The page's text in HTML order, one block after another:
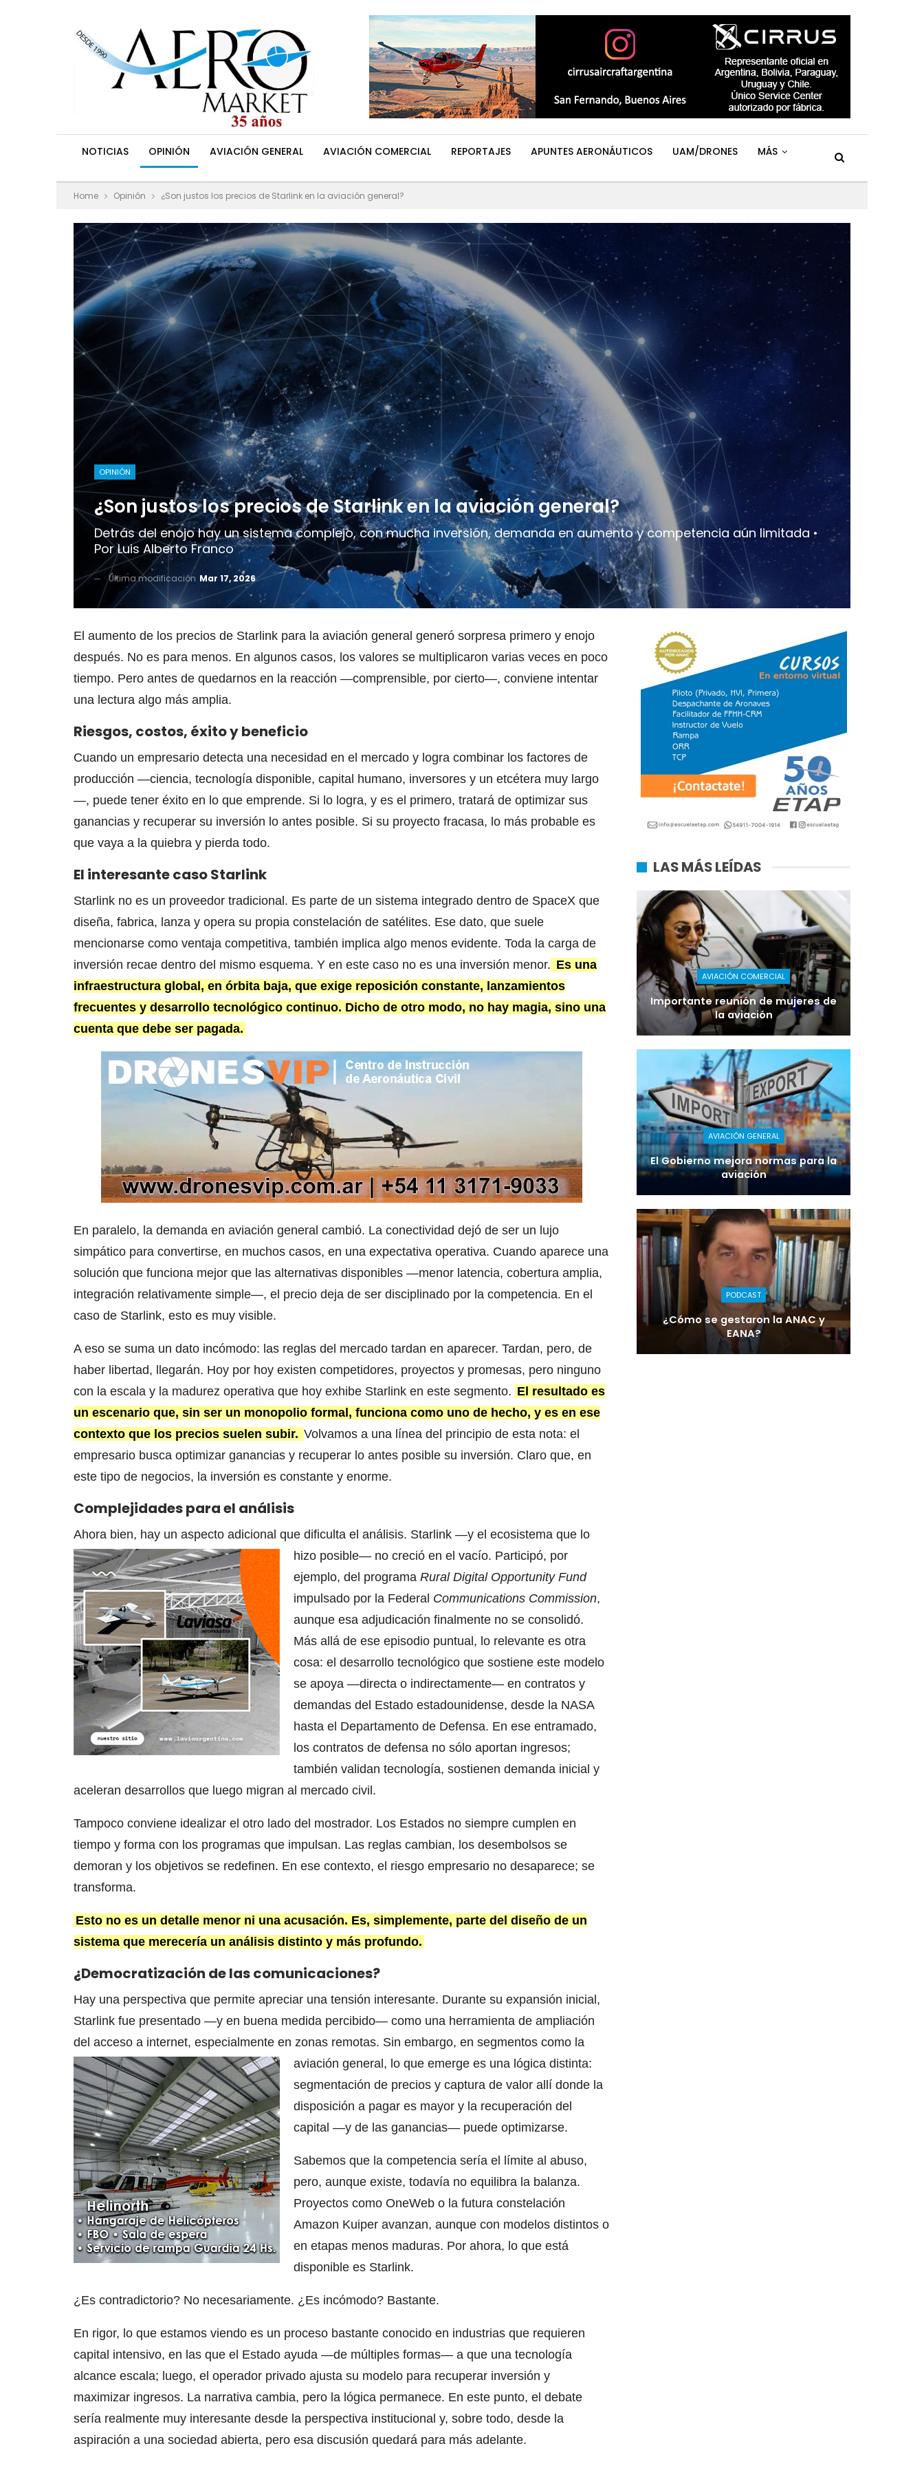
NOTICIAS OPINIÓN AVIACIÓN GENERAL AVIACIÓN COMERCIAL REPORTAJES APUNTES AERONÁUTICOS UAM/DRONES MÁS
Home Opinión ¿Son justos los precios de Starlink en la aviación general?
OPINIÓN
¿Son justos los precios de Starlink en la aviación general?
Detrás del enojo hay un sistema complejo, con mucha inversión, demanda en aumento y competencia aún limitada •
Por Luis Alberto Franco
Última modificación Mar 17, 2026
El aumento de los precios de Starlink para la aviación general generó sorpresa primero y enojo
después. No es para menos. En algunos casos, los valores se multiplicaron varias veces en poco
tiempo. Pero antes de quedarnos en la reacción —comprensible, por cierto—, conviene intentar
una lectura algo más amplia.
Riesgos, costos, éxito y beneficio
Cuando un empresario detecta una necesidad en el mercado y logra combinar los factores de
producción —ciencia, tecnología disponible, capital humano, inversores y un etcétera muy largo
—, puede tener éxito en lo que emprende. Si lo logra, y es el primero, tratará de optimizar sus
ganancias y recuperar su inversión lo antes posible. Si su proyecto fracasa, lo más probable es
que vaya a la quiebra y pierda todo.
El interesante caso Starlink
Starlink no es un proveedor tradicional. Es parte de un sistema integrado dentro de SpaceX que
diseña, fabrica, lanza y opera su propia constelación de satélites. Ese dato, que suele
mencionarse como ventaja competitiva, también implica algo menos evidente. Toda la carga de
inversión recae dentro del mismo esquema. Y en este caso no es una inversión menor. Es una
infraestructura global, en órbita baja, que exige reposición constante, lanzamientos
frecuentes y desarrollo tecnológico continuo. Dicho de otro modo, no hay magia, sino una
cuenta que debe ser pagada.
En paralelo, la demanda en aviación general cambió. La conectividad dejó de ser un lujo
simpático para convertirse, en muchos casos, en una expectativa operativa. Cuando aparece una
solución que funciona mejor que las alternativas disponibles —menor latencia, cobertura amplia,
integración relativamente simple—, el precio deja de ser disciplinado por la competencia. En el
caso de Starlink, esto es muy visible.
A eso se suma un dato incómodo: las reglas del mercado tardan en aparecer. Tardan, pero, de
haber libertad, llegarán. Hoy por hoy existen competidores, proyectos y promesas, pero ninguno
con la escala y la madurez operativa que hoy exhibe Starlink en este segmento. El resultado es
un escenario que, sin ser un monopolio formal, funciona como uno de hecho, y es en ese
contexto que los precios suelen subir. Volvamos a una línea del principio de esta nota: el
empresario busca optimizar ganancias y recuperar lo antes posible su inversión. Claro que, en
este tipo de negocios, la inversión es constante y enorme.
Complejidades para el análisis
Ahora bien, hay un aspecto adicional que dificulta el análisis. Starlink —y el ecosistema que lo
hizo posible— no creció en el vacío. Participó, por
ejemplo, del programa Rural Digital Opportunity Fund
impulsado por la Federal Communications Commission,
aunque esa adjudicación finalmente no se consolidó.
Más allá de ese episodio puntual, lo relevante es otra
cosa: el desarrollo tecnológico que sostiene este modelo
se apoya —directa o indirectamente— en contratos y
demandas del Estado estadounidense, desde la NASA
hasta el Departamento de Defensa. En ese entramado,
los contratos de defensa no sólo aportan ingresos;
también validan tecnología, sostienen demanda inicial y
aceleran desarrollos que luego migran al mercado civil.
Tampoco conviene idealizar el otro lado del mostrador. Los Estados no siempre cumplen en
tiempo y forma con los programas que impulsan. Las reglas cambian, los desembolsos se
demoran y los objetivos se redefinen. En ese contexto, el riesgo empresario no desaparece; se
transforma.
Esto no es un detalle menor ni una acusación. Es, simplemente, parte del diseño de un
sistema que merecería un análisis distinto y más profundo.
¿Democratización de las comunicaciones?
Hay una perspectiva que permite apreciar una tensión interesante. Durante su expansión inicial,
Starlink fue presentado —y en buena medida percibido— como una herramienta de ampliación
del acceso a internet, especialmente en zonas remotas. Sin embargo, en segmentos como la
aviación general, lo que emerge es una lógica distinta:
segmentación de precios y captura de valor allí donde la
disposición a pagar es mayor y la recuperación del
capital —y de las ganancias— puede optimizarse.
Sabemos que la competencia sería el límite al abuso,
pero, aunque existe, todavía no equilibra la balanza.
Proyectos como OneWeb o la futura constelación
Amazon Kuiper avanzan, aunque con modelos distintos o
en etapas menos maduras. Por ahora, lo que está
disponible es Starlink.
¿Es contradictorio? No necesariamente. ¿Es incómodo? Bastante.
En rigor, lo que estamos viendo es un proceso bastante conocido en industrias que requieren
capital intensivo, en las que el Estado ayuda —de múltiples formas— a que una tecnología
alcance escala; luego, el operador privado ajusta su modelo para recuperar inversión y
maximizar ingresos. La narrativa cambia, pero la lógica permanece. En este punto, el debate
sería realmente muy interesante desde la perspectiva institucional y, sobre todo, desde la
aspiración a una sociedad abierta, pero esa discusión quedará para más adelante.
LAS MÁS LEÍDAS
AVIACIÓN COMERCIAL
Importante reunión de mujeres de
la aviación
AVIACIÓN GENERAL
El Gobierno mejora normas para la
aviación
PODCAST
¿Cómo se gestaron la ANAC y
EANA?